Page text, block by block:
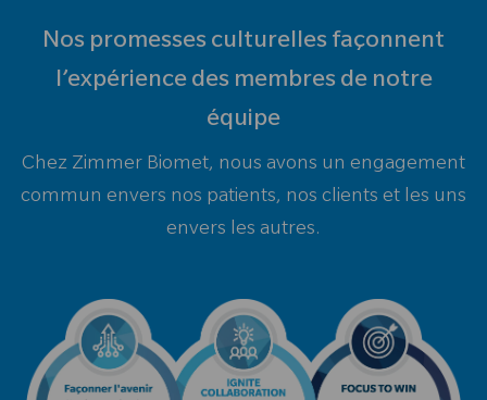
Nos promesses culturelles façonnent
l’expérience des membres de notre
équipe
Chez Zimmer Biomet, nous avons un engagement
commun envers nos patients, nos clients et les uns
envers les autres.